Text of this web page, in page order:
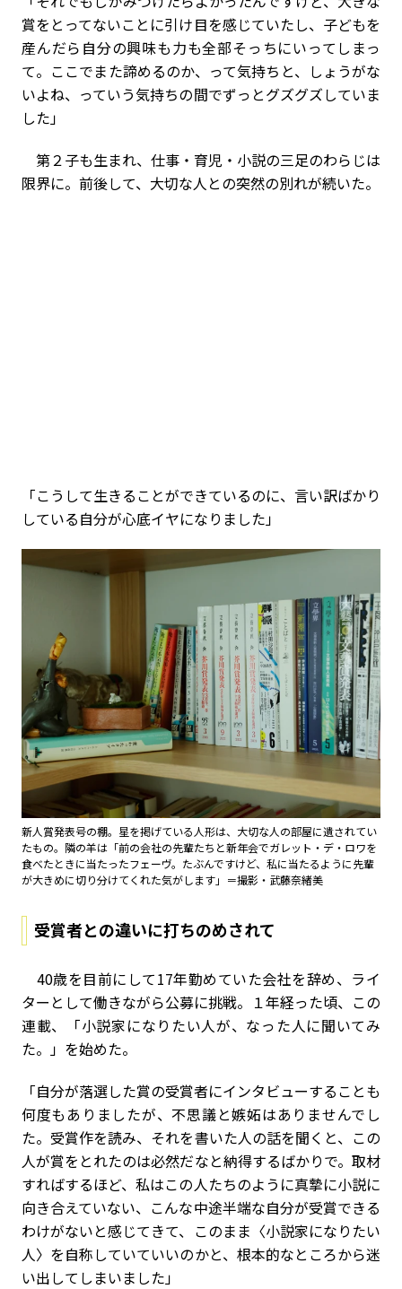
賞をとってないことに引け目を感じていたし、子どもを
産んだら自分の興味も力も全部そっちにいってしまっ
て。ここでまた諦めるのか、って気持ちと、しょうがな
いよね、っていう気持ちの間でずっとグズグズしていま
した」
第２子も生まれ、仕事・育児・小説の三足のわらじは
限界に。前後して、大切な人との突然の別れが続いた。
「こうして生きることができているのに、言い訳ばかり
している自分が心底イヤになりました」
新人賞発表号の棚。星を掲げている人形は、大切な人の部屋に遺されてい
たもの。隣の羊は「前の会社の先輩たちと新年会でガレット・デ・ロワを
食べたときに当たったフェーヴ。たぶんですけど、私に当たるように先輩
が大きめに切り分けてくれた気がします」＝撮影・武藤奈緒美
受賞者との違いに打ちのめされて
40歳を目前にして17年勤めていた会社を辞め、ライ
ターとして働きながら公募に挑戦。１年経った頃、この
連載、「小説家になりたい人が、なった人に聞いてみ
た。」を始めた。
「自分が落選した賞の受賞者にインタビューすることも
何度もありましたが、不思議と嫉妬はありませんでし
た。受賞作を読み、それを書いた人の話を聞くと、この
人が賞をとれたのは必然だなと納得するばかりで。取材
すればするほど、私はこの人たちのように真摯に小説に
向き合えていない、こんな中途半端な自分が受賞できる
わけがないと感じてきて、このまま〈小説家になりたい
人〉を自称していていいのかと、根本的なところから迷
い出してしまいました」